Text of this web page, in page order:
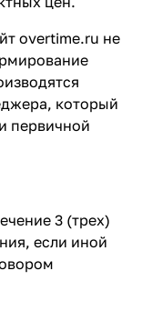
overtime.ru не
который
первичной
3 (трех)
если иной